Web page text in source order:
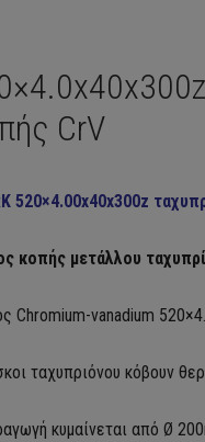
CrV
520×4.00x40x300z
κοπής μετάλλου
Chromium-vanadium
ταχυπριόνου κόβουν
κυμαίνεται από Ø